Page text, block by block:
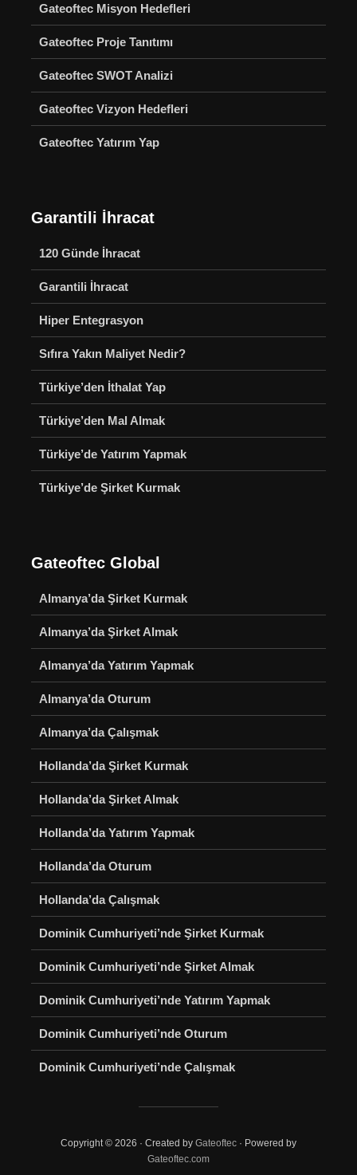
Gateoftec Misyon Hedefleri
Gateoftec Proje Tanıtımı
Gateoftec SWOT Analizi
Gateoftec Vizyon Hedefleri
Gateoftec Yatırım Yap
Garantili İhracat
120 Günde İhracat
Garantili İhracat
Hiper Entegrasyon
Sıfıra Yakın Maliyet Nedir?
Türkiye’den İthalat Yap
Türkiye’den Mal Almak
Türkiye’de Yatırım Yapmak
Türkiye’de Şirket Kurmak
Gateoftec Global
Almanya’da Şirket Kurmak
Almanya’da Şirket Almak
Almanya’da Yatırım Yapmak
Almanya’da Oturum
Almanya’da Çalışmak
Hollanda’da Şirket Kurmak
Hollanda’da Şirket Almak
Hollanda’da Yatırım Yapmak
Hollanda’da Oturum
Hollanda’da Çalışmak
Dominik Cumhuriyeti’nde Şirket Kurmak
Dominik Cumhuriyeti’nde Şirket Almak
Dominik Cumhuriyeti’nde Yatırım Yapmak
Dominik Cumhuriyeti’nde Oturum
Dominik Cumhuriyeti’nde Çalışmak
Copyright © 2026 · Created by Gateoftec · Powered by
Gateoftec.com